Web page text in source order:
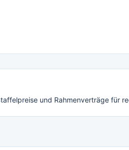
und Rahmenverträge für